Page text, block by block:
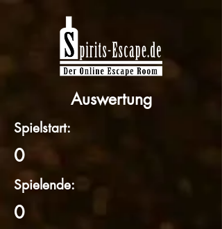
Auswertung
Spielstart:
0
Spielende:
0